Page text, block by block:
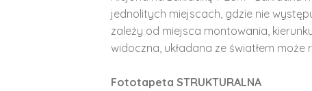
jednolitych miejscach, gdzie nie
zależy od miejsca montowania,
widoczna, układana ze światłem może
Fototapeta STRUKTURALNA